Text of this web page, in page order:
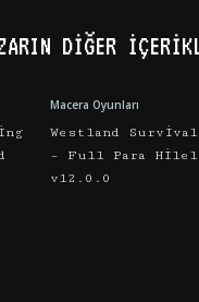
DIĞER
Macera Oyunları
Westland
– Full Para
v12.0.0